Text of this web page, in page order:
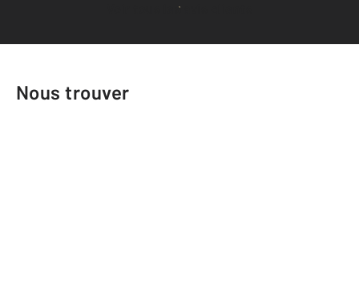
Voir tous les avis clients
Nous trouver